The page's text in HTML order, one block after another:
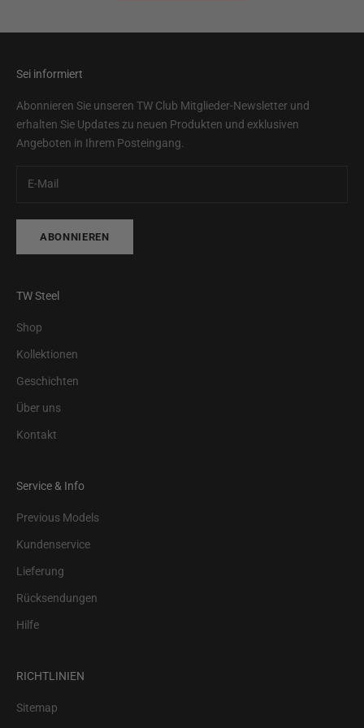
Sei informiert
Abonnieren Sie unseren TW Club Mitglieder-Newsletter und
erhalten Sie Updates zu neuen Produkten und exklusiven
Angeboten in Ihrem Posteingang.
ABONNIEREN
TW Steel
Shop
Kollektionen
Geschichten
Über uns
Kontakt
Service & Info
Previous Models
Kundenservice
Lieferung
Rücksendungen
Hilfe
RICHTLINIEN
Sitemap